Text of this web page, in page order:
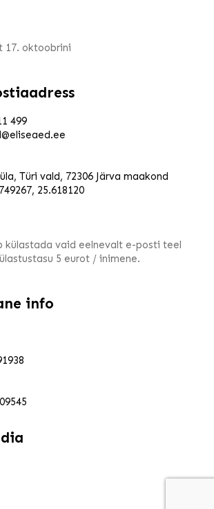
17. oktoobrini
499
Türi vald, 72306 Järva maakond
25.618120
külastada vaid eelnevalt e-posti teel
5 eurot / inimene.
info